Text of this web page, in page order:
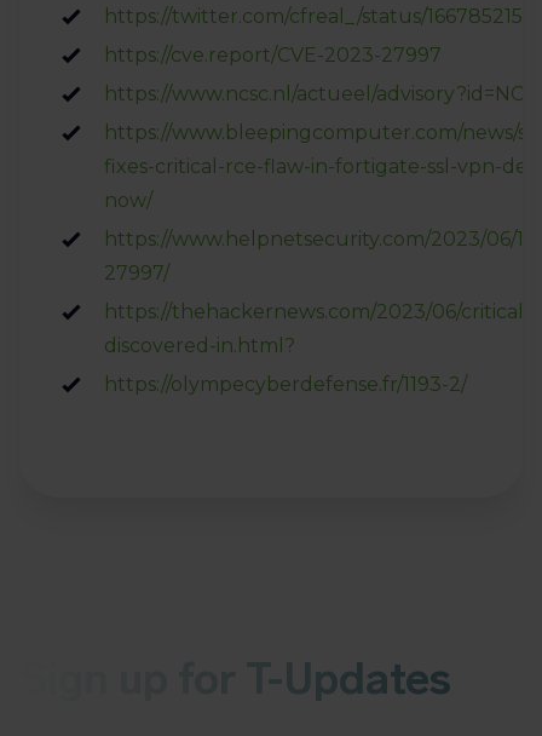
https://twitter.com/cfreal_/status/
https://cve.report/CVE-2023-27997
https://www.ncsc.nl/actueel/
https://www.bleepingcomputer.com/news/
fixes-critical-rce-flaw-in-fortigate-ssl-vpn-
now/
https://www.helpnetsecurity.com/2023/06/
27997/
https://thehackernews.com/2023/06/critical-
discovered-in.html?
https://olympecyberdefense.fr/1193-2/
Sign up for T-Updates